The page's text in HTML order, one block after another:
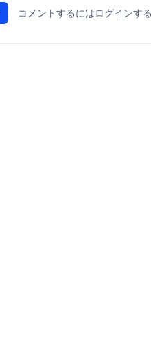
コメントするにはログインす